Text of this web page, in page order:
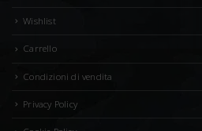
Wishlist
Carrello
Condizioni di vendita
Privacy Policy